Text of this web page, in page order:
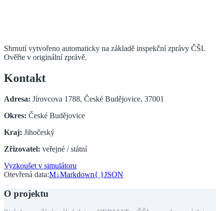
Shrnutí vytvořeno automaticky na základě inspekční zprávy ČŠI.
Ověřte v originální zprávě.
Kontakt
Adresa: Jírovcova 1788, České Budějovice, 37001
Okres: České Budějovice
Kraj: Jihočeský
Zřizovatel: veřejné / státní
Vyzkoušet v simulátoru
Otevřená data:M↓Markdown{ }JSON
O projektu